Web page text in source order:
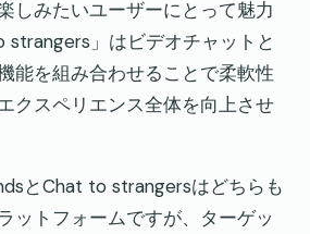
しみたいユーザーにとって魅力
strangers」はビデオチャットと
能を組み合わせることで柔軟性
クスペリエンス全体を向上させ
とChat to strangersはどちらも
ットフォームですが、ターゲッ